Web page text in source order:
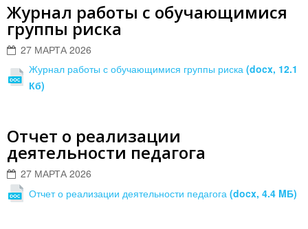
Журнал работы с обучающимися
группы риска
27 МАРТА 2026
Журнал работы с обучающимися группы риска (docx, 12.1
Кб)
Отчет о реализации
деятельности педагога
27 МАРТА 2026
Отчет о реализации деятельности педагога (docx, 4.4 MБ)